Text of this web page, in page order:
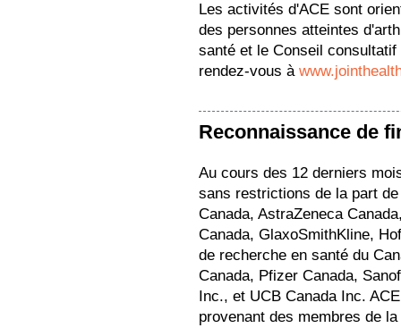
Les activités d'ACE sont
des personnes atteintes
santé et le Conseil
rendez-vous à
Reconnaissance de
Au cours des 12 derniers
sans restrictions de la part
Canada, AstraZeneca
Canada, GlaxoSmithKline,
de recherche en santé du
Canada, Pfizer Canada,
Inc., et UCB Canada Inc.
provenant des membres de